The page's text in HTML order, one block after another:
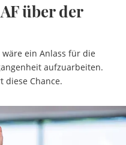
über der
wäre ein Anlass für die
aufzuarbeiten.
diese Chance.